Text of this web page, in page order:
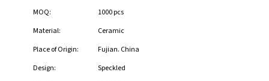
MOQ:
1000 pcs
Material:
Ceramic
Place of Origin:
Fujian. China
Design:
Speckled